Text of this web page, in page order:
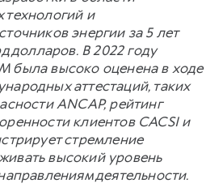
технологий и
энергии за 5 лет
долларов. В 2022 году
была высоко оценена в ходе
аттестаций, таких
ANCAP, рейтинг
клиентов CACSI и
стремление
высокий уровень
деятельности.